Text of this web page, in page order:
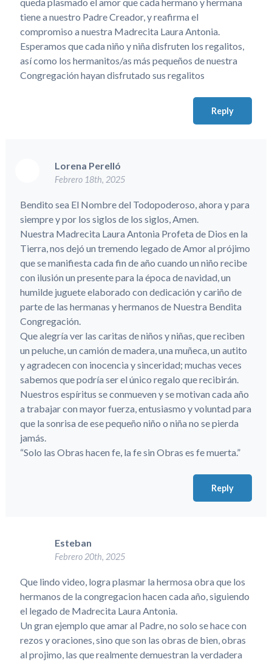
tiene a nuestro Padre Creador, y reafirma el
compromiso a nuestra Madrecita Laura Antonia.
Esperamos que cada niño y niña disfruten los regalitos,
así como los hermanitos/as más pequeños de nuestra
Congregación hayan disfrutado sus regalitos
Reply
Lorena Perelló
Febrero 18th, 2025
Bendito sea El Nombre del Todopoderoso, ahora y para
siempre y por los siglos de los siglos, Amen.
Nuestra Madrecita Laura Antonia Profeta de Dios en la
Tierra, nos dejó un tremendo legado de Amor al prójimo
que se manifiesta cada fin de año cuando un niño recibe
con ilusión un presente para la época de navidad, un
humilde juguete elaborado con dedicación y cariño de
parte de las hermanas y hermanos de Nuestra Bendita
Congregación.
Que alegría ver las caritas de niños y niñas, que reciben
un peluche, un camión de madera, una muñeca, un autito
y agradecen con inocencia y sinceridad; muchas veces
sabemos que podría ser el único regalo que recibirán.
Nuestros espíritus se conmueven y se motivan cada año
a trabajar con mayor fuerza, entusiasmo y voluntad para
que la sonrisa de ese pequeño niño o niña no se pierda
jamás.
“Solo las Obras hacen fe, la fe sin Obras es fe muerta.”
Reply
Esteban
Febrero 20th, 2025
Que lindo video, logra plasmar la hermosa obra que los
hermanos de la congregacion hacen cada año, siguiendo
el legado de Madrecita Laura Antonia.
Un gran ejemplo que amar al Padre, no solo se hace con
rezos y oraciones, sino que son las obras de bien, obras
al projimo, las que realmente demuestran la verdadera